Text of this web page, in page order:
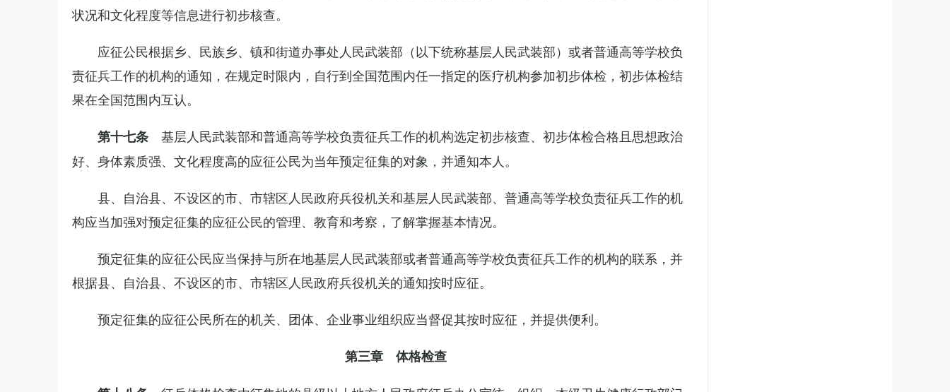
状况和文化程度等信息进行初步核查。
应征公民根据乡、民族乡、镇和街道办事处人民武装部（以下统称基层人民武装部）或者普通高等学校负
责征兵工作的机构的通知，在规定时限内，自行到全国范围内任一指定的医疗机构参加初步体检，初步体检结
果在全国范围内互认。
第十七条 基层人民武装部和普通高等学校负责征兵工作的机构选定初步核查、初步体检合格且思想政治
好、身体素质强、文化程度高的应征公民为当年预定征集的对象，并通知本人。
县、自治县、不设区的市、市辖区人民政府兵役机关和基层人民武装部、普通高等学校负责征兵工作的机
构应当加强对预定征集的应征公民的管理、教育和考察，了解掌握基本情况。
预定征集的应征公民应当保持与所在地基层人民武装部或者普通高等学校负责征兵工作的机构的联系，并
根据县、自治县、不设区的市、市辖区人民政府兵役机关的通知按时应征。
预定征集的应征公民所在的机关、团体、企业事业组织应当督促其按时应征，并提供便利。
第三章 体格检查